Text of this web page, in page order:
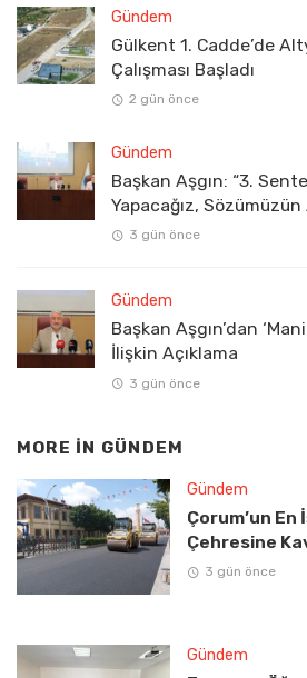
Gündem
Gülkent 1. Cadde’de
Çalışması Başladı
2 gün önce
Gündem
Başkan Aşgın: “3.
Yapacağız, Sözümüzün
3 gün önce
Gündem
Başkan Aşgın’dan
İlişkin Açıklama
3 gün önce
MORE IN GÜNDEM
Gündem
Çorum’un En
Çehresine
3 gün önce
Gündem